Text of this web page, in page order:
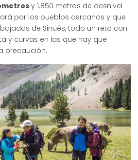
y 1.850 metros de desnivel
por los pueblos cercanos y que
de Sinués, todo un reto con
y curvas en las que hay que
precaución.